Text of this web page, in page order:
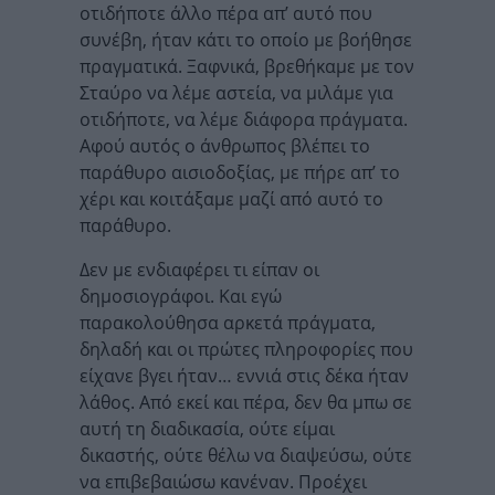
οτιδήποτε άλλο πέρα απ’ αυτό που
συνέβη, ήταν κάτι το οποίο με βοήθησε
πραγματικά. Ξαφνικά, βρεθήκαμε με τον
Σταύρο να λέμε αστεία, να μιλάμε για
οτιδήποτε, να λέμε διάφορα πράγματα.
Αφού αυτός ο άνθρωπος βλέπει το
παράθυρο αισιοδοξίας, με πήρε απ’ το
χέρι και κοιτάξαμε μαζί από αυτό το
παράθυρο.
Δεν με ενδιαφέρει τι είπαν οι
δημοσιογράφοι. Και εγώ
παρακολούθησα αρκετά πράγματα,
δηλαδή και οι πρώτες πληροφορίες που
είχανε βγει ήταν… εννιά στις δέκα ήταν
λάθος. Από εκεί και πέρα, δεν θα μπω σε
αυτή τη διαδικασία, ούτε είμαι
δικαστής, ούτε θέλω να διαψεύσω, ούτε
να επιβεβαιώσω κανέναν. Προέχει